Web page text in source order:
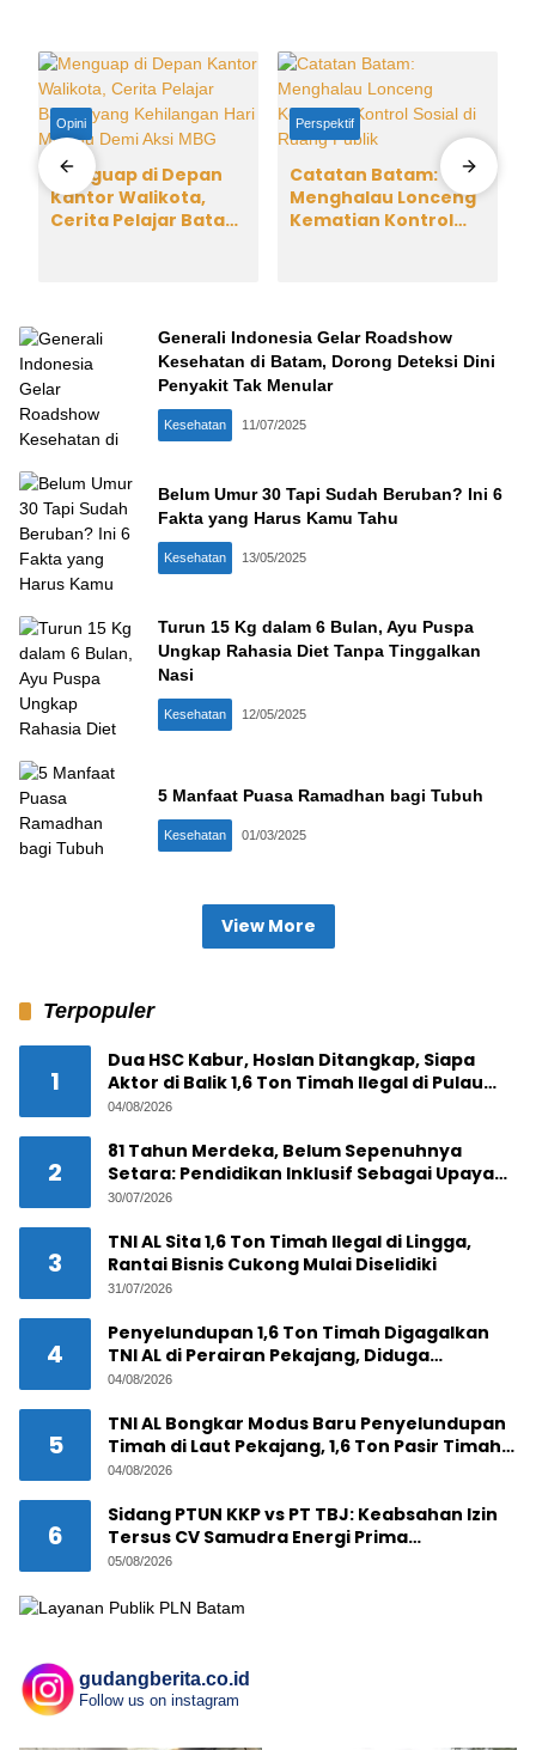
Opini
Menguap di Depan
Kantor Walikota,
Cerita Pelajar Batam
Perspektif
Catatan Batam:
Menghalau Lonceng
Kematian Kontrol
Generali Indonesia Gelar Roadshow
Kesehatan di Batam, Dorong Deteksi Dini
Penyakit Tak Menular
Kesehatan 11/07/2025
Belum Umur 30 Tapi Sudah Beruban? Ini 6
Fakta yang Harus Kamu Tahu
Kesehatan 13/05/2025
Turun 15 Kg dalam 6 Bulan, Ayu Puspa
Ungkap Rahasia Diet Tanpa Tinggalkan
Nasi
Kesehatan 12/05/2025
5 Manfaat Puasa Ramadhan bagi Tubuh
Kesehatan 01/03/2025
View More
Terpopuler
1
Dua HSC Kabur, Hoslan Ditangkap, Siapa
Aktor di Balik 1,6 Ton Timah Ilegal di Pulau
Pekajang ?
04/08/2026
2
81 Tahun Merdeka, Belum Sepenuhnya
Setara: Pendidikan Inklusif Sebagai Upaya
Mewujudkan Indonesia yang Berdaulat, Adil
30/07/2026
3
TNI AL Sita 1,6 Ton Timah Ilegal di Lingga,
Rantai Bisnis Cukong Mulai Diselidiki
31/07/2026
4
Penyelundupan 1,6 Ton Timah Digagalkan
TNI AL di Perairan Pekajang, Diduga
Melibatkan Jaringan Internasional
04/08/2026
5
TNI AL Bongkar Modus Baru Penyelundupan
Timah di Laut Pekajang, 1,6 Ton Pasir Timah
Disembunyikan di Bawah Kerambah, Diduga
04/08/2026
6
Sidang PTUN KKP vs PT TBJ: Keabsahan Izin
Tersus CV Samudra Energi Prima
Dipertanyakan
05/08/2026
gudangberita.co.id
Follow us on instagram